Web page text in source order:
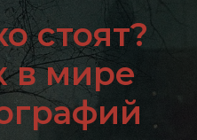
стоят?
в мире